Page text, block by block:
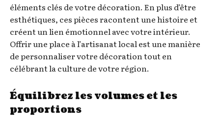
éléments clés de votre décoration. En plus d’être
esthétiques, ces pièces racontent une histoire et
créent un lien émotionnel avec votre intérieur.
Offrir une place à l’artisanat local est une manière
de personnaliser votre décoration tout en
célébrant la culture de votre région.
Équilibrez les volumes et les
proportions